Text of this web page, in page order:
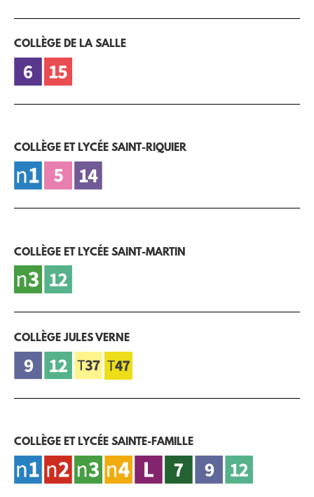
COLLÈGE DE LA SALLE
COLLÈGE ET LYCÉE SAINT-RIQUIER
COLLÈGE ET LYCÉE SAINT-MARTIN
COLLÈGE JULES VERNE
COLLÈGE ET LYCÉE SAINTE-FAMILLE